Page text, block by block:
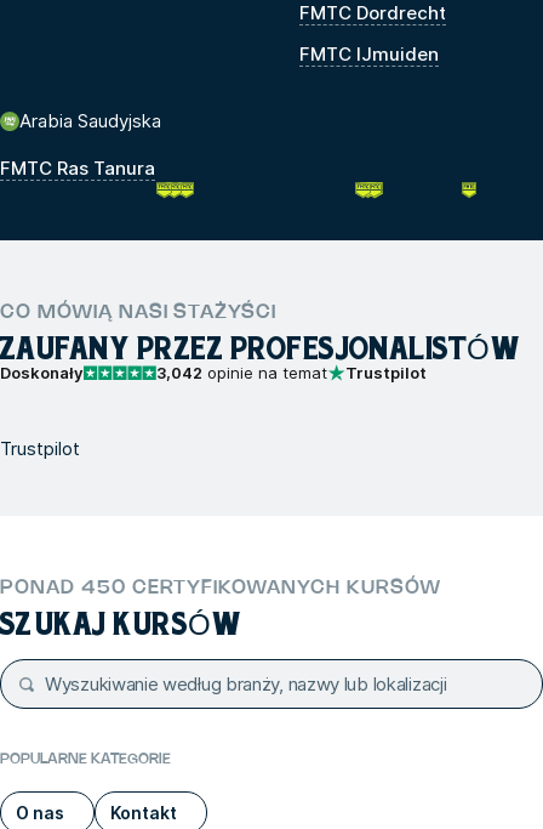
FMTC Dordrecht
FMTC IJmuiden
Arabia Saudyjska
FMTC Ras Tanura
CO MÓWIĄ NASI STAŻYŚCI
ZAUFANY PRZEZ PROFESJONALISTÓW
Doskonały 3,042 opinie na temat Trustpilot
Trustpilot
PONAD 450 CERTYFIKOWANYCH KURSÓW
SZUKAJ KURSÓW
POPULARNE KATEGORIE
O nas Kontakt